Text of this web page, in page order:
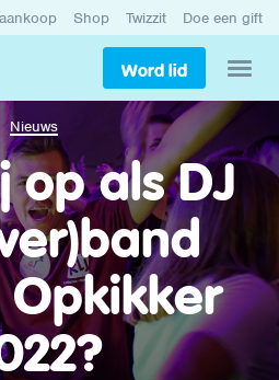
Shop Twizzit Doe een gift
Word lid
Nieuws
op als DJ